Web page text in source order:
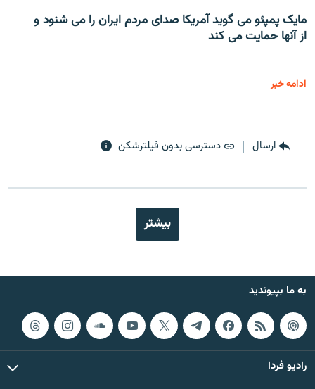
مایک پمپئو می گوید آمریکا صدای مردم ایران را می شنود و
از آنها حمایت می کند
ادامه خبر
ارسال دسترسی بدون فیلترشکن
بیشتر
به ما بپیوندید
رادیو فردا